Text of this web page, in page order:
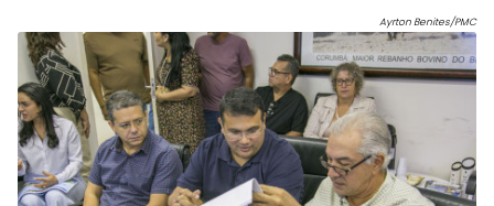
Ayrton Benites/PMC